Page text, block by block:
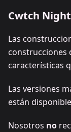
Cwtch
Las
construcciones
características
Las versiones
están
Nosotros no